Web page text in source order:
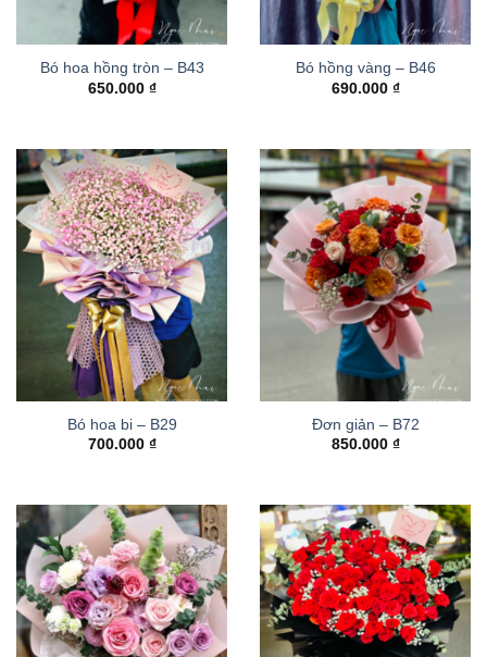
Bó hoa hồng tròn – B43
650.000 ₫
Bó hồng vàng – B46
690.000 ₫
Bó hoa bi – B29
700.000 ₫
Đơn giản – B72
850.000 ₫